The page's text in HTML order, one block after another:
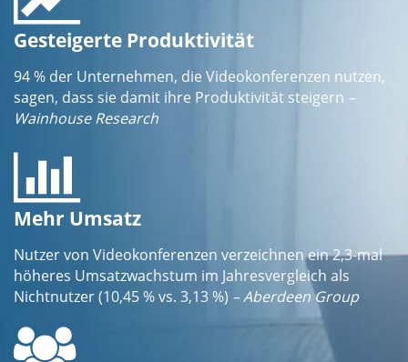
Gesteigerte Produktivität
94 % der Unternehmen, die Videokonferenzen nutzen,
sagen, dass sie damit ihre Produktivität steigern –
Wainhouse Research
Mehr Umsatz
Nutzer von Videokonferenzen verzeichnen ein 2,3-mal
höheres Umsatzwachstum im Jahresvergleich als
Nichtnutzer (10,45 % vs. 3,13 %) – Aberdeen Group